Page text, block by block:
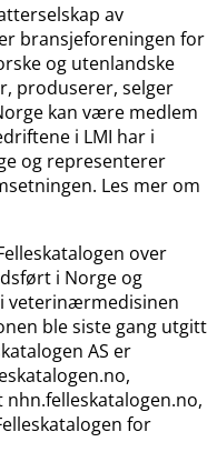
av
bransjeforeningen for
og utenlandske
produserer, selger
kan være medlem
i LMI har i
og representerer
Les mer om
over
i Norge og
veterinærmedisinen
ble siste gang utgitt
AS er
nhn.felleskatalogen.no,
for